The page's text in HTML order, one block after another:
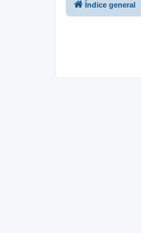
Índice general